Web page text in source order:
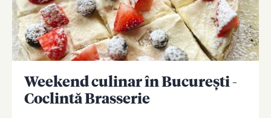
Weekend culinar în București -
Coclintă Brasserie